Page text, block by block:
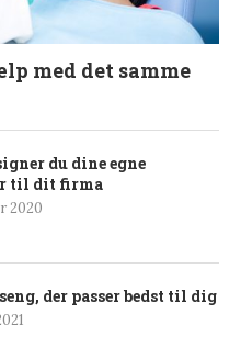
med det samme
du dine egne
til dit firma
2020
der passer bedst til dig